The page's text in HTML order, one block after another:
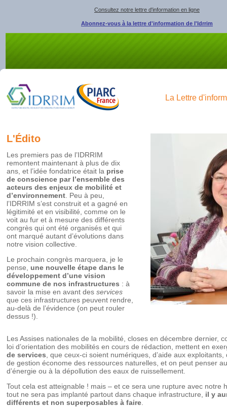
Consultez notre lettre d'information en ligne
Abonnez-vous à la lettre d'information de l'Idrrim
La Lettre
L'Édito
Les premiers pas de l’IDRRIM
remontent maintenant à plus de dix
ans, et l’idée fondatrice était la prise
de conscience par l’ensemble des
acteurs des enjeux de mobilité et
d’environnement . Peu à peu,
l’IDRRIM s’est construit et a gagné en
légitimité et en visibilité, comme on le
voit au fur et à mesure des différents
congrès qui ont été organisés et qui
ont marqué autant d’évolutions dans
notre vision collective.
Le prochain congrès marquera, je le
pense, une nouvelle étape dans le
développement d’une vision
commune de nos infrastructures : à
savoir la mise en avant des services
que ces infrastructures peuvent rendre,
au-delà de l’évidence (on peut rouler
dessus !).
Les Assises nationales de la mobilité, closes en décembre dernier,
loi d’orientation des mobilités en cours de rédaction, mettent en
de services , que ceux-ci soient numériques, d’aide aux
de gestion économe des ressources naturelles, et on peut penser
d’énergie ou à la dépollution des eaux de ruissellement.
Tout cela est atteignable ! mais – et ce sera une rupture avec notre
tout ne sera pas implanté partout dans chaque infrastructure, il y
différents et non superposables à faire